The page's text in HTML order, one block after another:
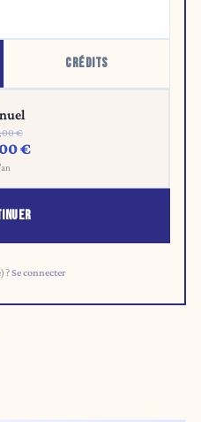
CRÉDITS
€
€
?Se connecter